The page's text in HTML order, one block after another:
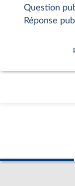
Question
Réponse